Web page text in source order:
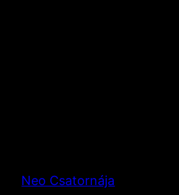
Neo Csatornája